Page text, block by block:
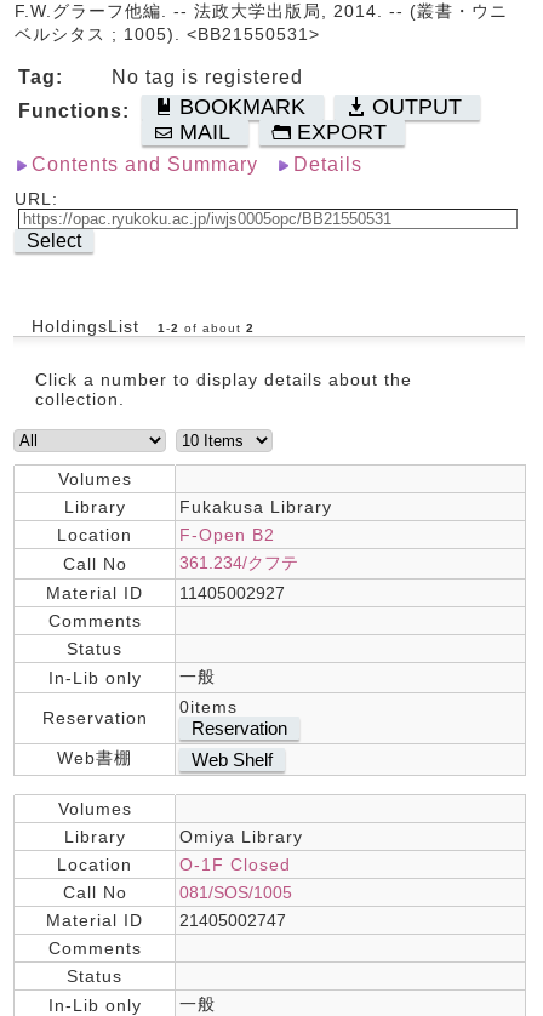
F.W.グラーフ他編. -- 法政大学出版局, 2014. -- (叢書・ウニ
ベルシタス ; 1005). <BB21550531>
Tag:
No tag is registered
Functions:
BOOKMARK
OUTPUT
MAIL
EXPORT
Contents and Summary Details
URL:
Select
HoldingsList 1 -2 of about 2
Click a number to display details about the
collection.
Volumes
Library
Fukakusa Library
Location
F-Open B2
Call No
361.234/クフテ
Material ID
11405002927
Comments
Status
In-Lib only
一般
Reservation
0items
Reservation
Web書棚 Web Shelf
Volumes
Library
Omiya Library
Location
O-1F Closed
Call No
081/SOS/1005
Material ID
21405002747
Comments
Status
In-Lib only
一般